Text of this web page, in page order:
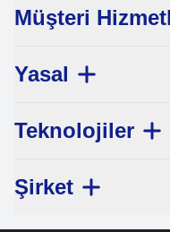
Müşteri
Yasal
Teknolojiler
Şirket